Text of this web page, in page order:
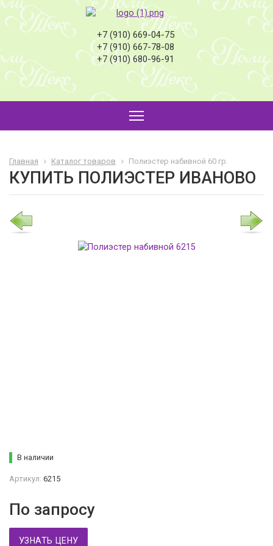
+7 (910) 669-04-75
+7 (910) 667-78-08
+7 (910) 680-96-91
Главная Каталог товаров Полиэстер набивной 60 гр.
КУПИТЬ ПОЛИЭСТЕР ИВАНОВО
В наличии
Артикул: 6215
По запросу
УЗНАТЬ ЦЕНУ